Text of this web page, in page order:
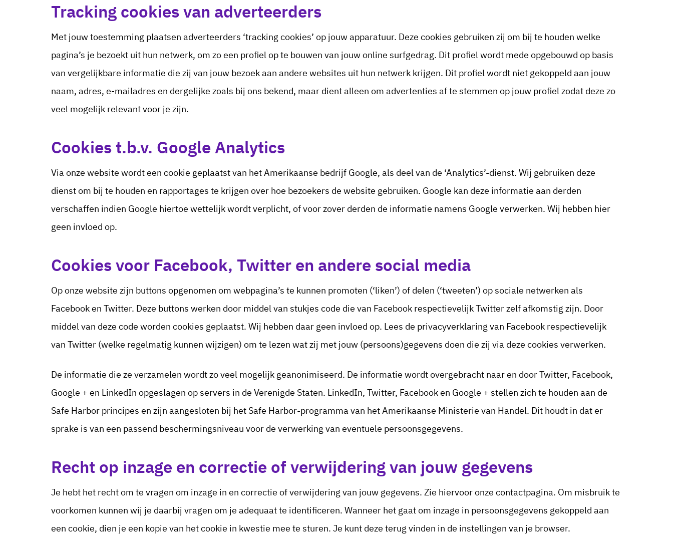
Tracking cookies van adverteerders
Met jouw toestemming plaatsen adverteerders ‘tracking cookies’ op jouw apparatuur. Deze cookies gebruiken zij om bij te houden welke
pagina’s je bezoekt uit hun netwerk, om zo een profiel op te bouwen van jouw online surfgedrag. Dit profiel wordt mede opgebouwd op basis
van vergelijkbare informatie die zij van jouw bezoek aan andere websites uit hun netwerk krijgen. Dit profiel wordt niet gekoppeld aan jouw
naam, adres, e-mailadres en dergelijke zoals bij ons bekend, maar dient alleen om advertenties af te stemmen op jouw profiel zodat deze zo
veel mogelijk relevant voor je zijn.
Cookies t.b.v. Google Analytics
Via onze website wordt een cookie geplaatst van het Amerikaanse bedrijf Google, als deel van de ‘Analytics’-dienst. Wij gebruiken deze
dienst om bij te houden en rapportages te krijgen over hoe bezoekers de website gebruiken. Google kan deze informatie aan derden
verschaffen indien Google hiertoe wettelijk wordt verplicht, of voor zover derden de informatie namens Google verwerken. Wij hebben hier
geen invloed op.
Cookies voor Facebook, Twitter en andere social media
Op onze website zijn buttons opgenomen om webpagina’s te kunnen promoten (‘liken’) of delen (‘tweeten’) op sociale netwerken als
Facebook en Twitter. Deze buttons werken door middel van stukjes code die van Facebook respectievelijk Twitter zelf afkomstig zijn. Door
middel van deze code worden cookies geplaatst. Wij hebben daar geen invloed op. Lees de privacyverklaring van Facebook respectievelijk
van Twitter (welke regelmatig kunnen wijzigen) om te lezen wat zij met jouw (persoons)gegevens doen die zij via deze cookies verwerken.
De informatie die ze verzamelen wordt zo veel mogelijk geanonimiseerd. De informatie wordt overgebracht naar en door Twitter, Facebook,
Google + en LinkedIn opgeslagen op servers in de Verenigde Staten. LinkedIn, Twitter, Facebook en Google + stellen zich te houden aan de
Safe Harbor principes en zijn aangesloten bij het Safe Harbor-programma van het Amerikaanse Ministerie van Handel. Dit houdt in dat er
sprake is van een passend beschermingsniveau voor de verwerking van eventuele persoonsgegevens.
Recht op inzage en correctie of verwijdering van jouw gegevens
Je hebt het recht om te vragen om inzage in en correctie of verwijdering van jouw gegevens. Zie hiervoor onze contactpagina. Om misbruik te
voorkomen kunnen wij je daarbij vragen om je adequaat te identificeren. Wanneer het gaat om inzage in persoonsgegevens gekoppeld aan
een cookie, dien je een kopie van het cookie in kwestie mee te sturen. Je kunt deze terug vinden in de instellingen van je browser.